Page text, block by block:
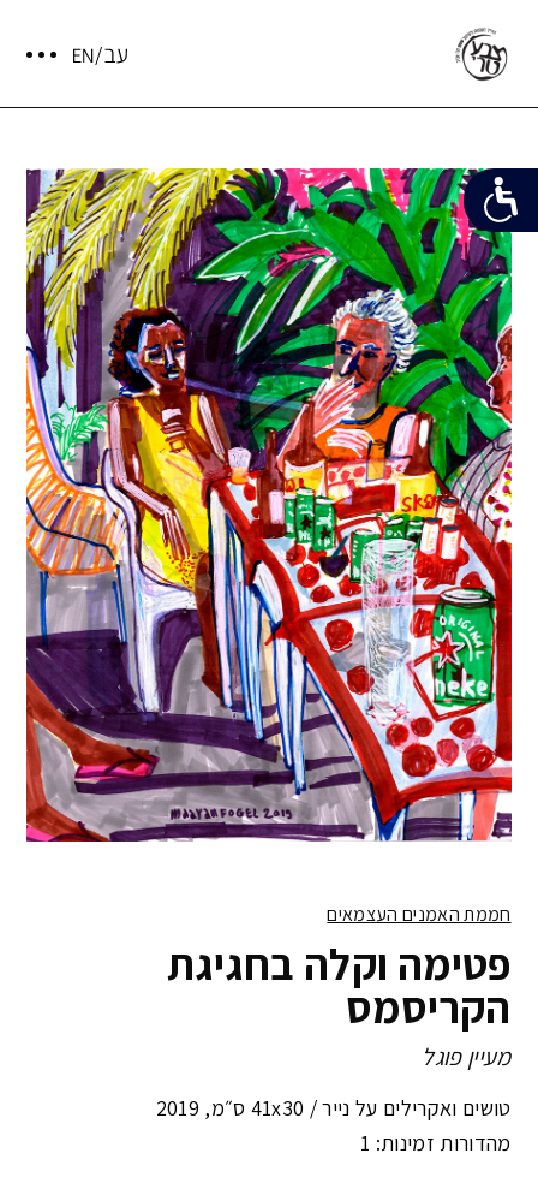
חממת האמנים העצמאים
פטימה וקלה בחגיגת
הקריסמס
מעיין פוגל
טושים ואקרילים על נייר / 41x30 ס״מ ,
מהדורות זמינות: 1